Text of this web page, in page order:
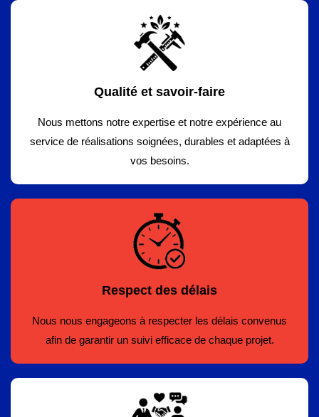
Qualité et savoir-faire
Nous mettons notre expertise et notre expérience au
service de réalisations soignées, durables et adaptées à
vos besoins.
Respect des délais
Nous nous engageons à respecter les délais convenus
afin de garantir un suivi efficace de chaque projet.